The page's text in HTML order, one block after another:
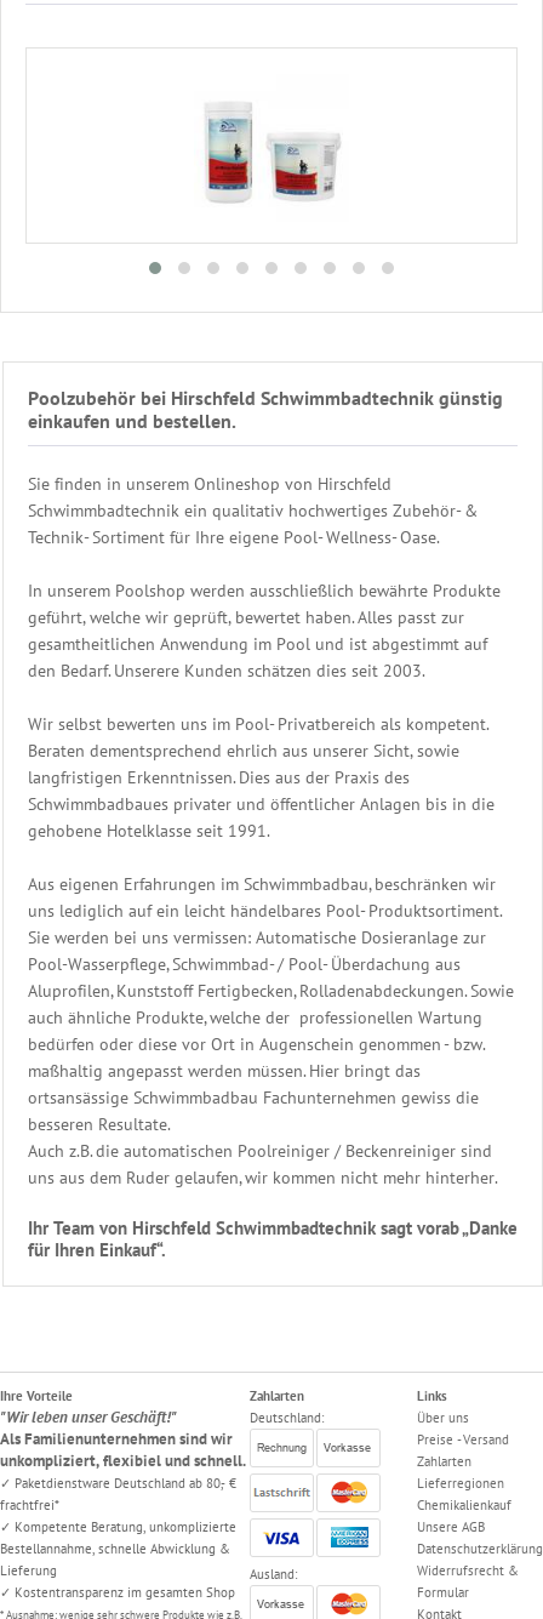
Poolzubehör bei Hirschfeld Schwimmbadtechnik günstig
einkaufen und bestellen.
Sie finden in unserem Onlineshop von Hirschfeld
Schwimmbadtechnik ein qualitativ hochwertiges Zubehör- &
Technik- Sortiment für Ihre eigene Pool- Wellness- Oase.
In unserem Poolshop werden ausschließlich bewährte Produkte
geführt, welche wir geprüft, bewertet haben. Alles passt zur
gesamtheitlichen Anwendung im Pool und ist abgestimmt auf
den Bedarf. Unserere Kunden schätzen dies seit 2003.
Wir selbst bewerten uns im Pool- Privatbereich als kompetent.
Beraten dementsprechend ehrlich aus unserer Sicht, sowie
langfristigen Erkenntnissen. Dies aus der Praxis des
Schwimmbadbaues privater und öffentlicher Anlagen bis in die
gehobene Hotelklasse seit 1991.
Aus eigenen Erfahrungen im Schwimmbadbau, beschränken wir
uns lediglich auf ein leicht händelbares Pool- Produktsortiment.
Sie werden bei uns vermissen: Automatische Dosieranlage zur
Pool-Wasserpflege, Schwimmbad- / Pool- Überdachung aus
Aluprofilen, Kunststoff Fertigbecken, Rolladenabdeckungen. Sowie
auch ähnliche Produkte, welche der professionellen Wartung
bedürfen oder diese vor Ort in Augenschein genommen - bzw.
maßhaltig angepasst werden müssen. Hier bringt das
ortsansässige Schwimmbadbau Fachunternehmen gewiss die
besseren Resultate.
Auch z.B. die automatischen Poolreiniger / Beckenreiniger sind
uns aus dem Ruder gelaufen, wir kommen nicht mehr hinterher.
Ihr Team von Hirschfeld Schwimmbadtechnik sagt vorab „Danke
für Ihren Einkauf“.
Ihre Vorteile
"Wir leben unser Geschäft!"
Als Familienunternehmen sind wir
unkompliziert, flexibiel und schnell.
✓ Paketdienstware Deutschland ab 80,- €
frachtfrei*
✓ Kompetente Beratung, unkomplizierte
Bestellannahme, schnelle Abwicklung &
Lieferung
✓ Kostentransparenz im gesamten Shop
* Ausnahme: wenige sehr schwere Produkte wie z.B.
Zahlarten
Deutschland:
Ausland:
Links
Über uns
Preise - Versand
Zahlarten
Lieferregionen
Chemikalienkauf
Unsere AGB
Datenschutzerklärung
Widerrufsrecht &
Formular
Kontakt